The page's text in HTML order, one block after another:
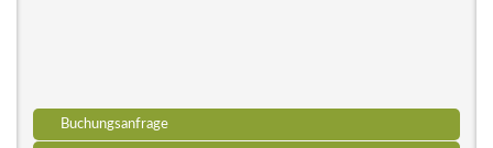
Buchungsanfrage